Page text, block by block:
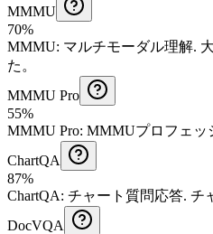
MMMU
70%
MMMU: マルチモーダル理解.
た。
MMMU Pro
55%
MMMU Pro: MMMUプロフェッ
ChartQA
87%
ChartQA: チャート質問応答. チ
DocVQA